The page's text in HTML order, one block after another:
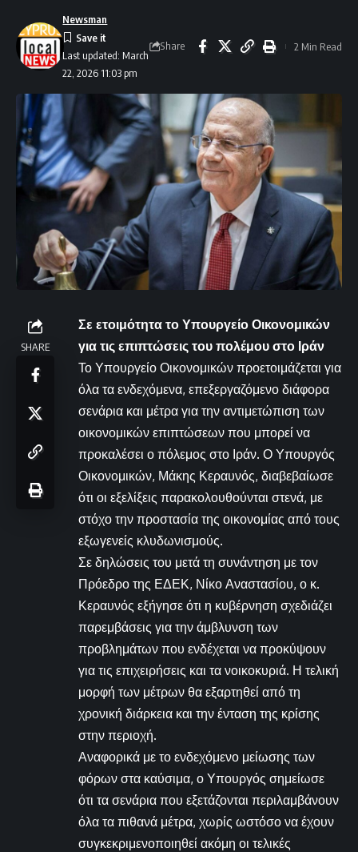
Last updated: March
22, 2026 11:03 pm
Newsman
Share 2 Min Read
SHARE
Σε ετοιμότητα το Υπουργείο Οικονομικών
για τις επιπτώσεις του πολέμου στο Ιράν
Το Υπουργείο Οικονομικών προετοιμάζεται για
όλα τα ενδεχόμενα, επεξεργαζόμενο διάφορα
σενάρια και μέτρα για την αντιμετώπιση των
οικονομικών επιπτώσεων που μπορεί να
προκαλέσει ο πόλεμος στο Ιράν. Ο Υπουργός
Οικονομικών, Μάκης Κεραυνός, διαβεβαίωσε
ότι οι εξελίξεις παρακολουθούνται στενά, με
στόχο την προστασία της οικονομίας από τους
εξωγενείς κλυδωνισμούς.
Σε δηλώσεις του μετά τη συνάντηση με τον
Πρόεδρο της ΕΔΕΚ, Νίκο Αναστασίου, ο κ.
Κεραυνός εξήγησε ότι η κυβέρνηση σχεδιάζει
παρεμβάσεις για την άμβλυνση των
προβλημάτων που ενδέχεται να προκύψουν
για τις επιχειρήσεις και τα νοικοκυριά. Η τελική
μορφή των μέτρων θα εξαρτηθεί από τη
χρονική διάρκεια και την ένταση της κρίσης
στην περιοχή.
Αναφορικά με το ενδεχόμενο μείωσης των
φόρων στα καύσιμα, ο Υπουργός σημείωσε
ότι τα σενάρια που εξετάζονται περιλαμβάνουν
όλα τα πιθανά μέτρα, χωρίς ωστόσο να έχουν
συγκεκριμενοποιηθεί ακόμη οι τελικές